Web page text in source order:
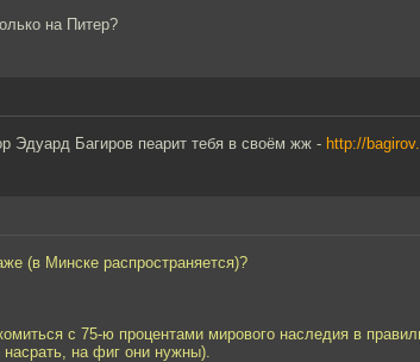
на Питер?
Эдуард Багиров пеарит тебя в своём жж - http://
(в Минске распространяется)?
с 75-ю процентами мирового наследия в
на фиг они нужны).